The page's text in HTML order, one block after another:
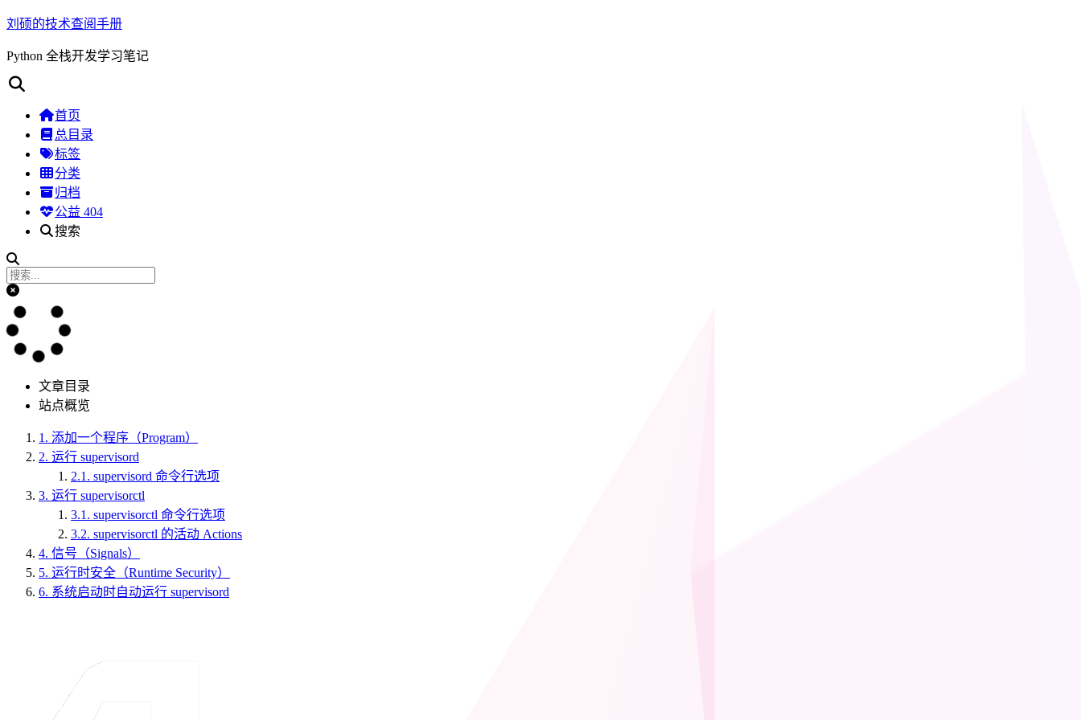
刘硕的技术查阅手册
Python 全栈开发学习笔记
首页
总目录
标签
分类
归档
公益 404
搜索
文章目录
站点概览
1. 添加一个程序（Program）
2. 运行 supervisord
2.1. supervisord 命令行选项
3. 运行 supervisorctl
3.1. supervisorctl 命令行选项
3.2. supervisorctl 的活动 Actions
4. 信号（Signals）
5. 运行时安全（Runtime Security）
6. 系统启动时自动运行 supervisord